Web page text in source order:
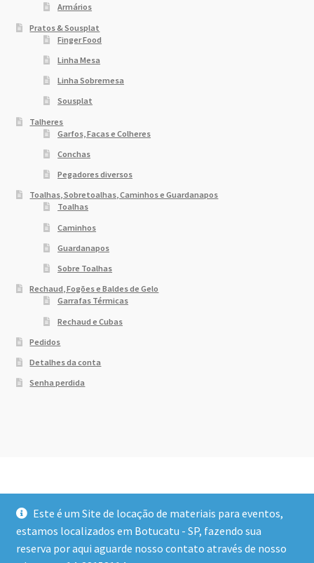
Este é um Site de locação de materiais para eventos,
estamos localizados em Botucatu - SP, fazendo sua
reserva por aqui aguarde nosso contato através de nosso
Armários
Pratos & Sousplat
Finger Food
Linha Mesa
Linha Sobremesa
Sousplat
Talheres
Garfos, Facas e Colheres
Conchas
Pegadores diversos
Toalhas, Sobretoalhas, Caminhos e Guardanapos
Toalhas
Caminhos
Guardanapos
Sobre Toalhas
Rechaud, Fogões e Baldes de Gelo
Garrafas Térmicas
Rechaud e Cubas
Pedidos
Detalhes da conta
Senha perdida
© Dony Locações 2026